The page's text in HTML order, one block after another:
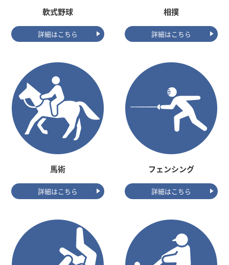
軟式野球
詳細はこちら
相撲
詳細はこちら
馬術
詳細はこちら
フェンシング
詳細はこちら